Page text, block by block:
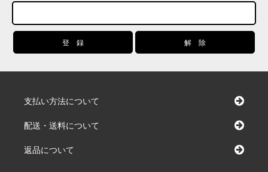
支払い方法について
配送・送料について
返品について